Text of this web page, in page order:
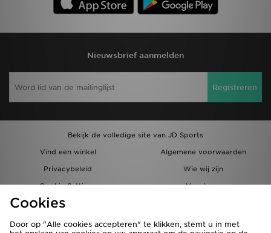
Nieuwsbrief aanmelden
Registreren
Bekijk de volledige site van JD Sports
Vind een winkel
Algemene voorwaarden
Privacybeleid
Wie wij zijn
Cookie Settings
Vacatures
Bestellingen en Levering
Cookies
Door op "Alle cookies accepteren" te klikken, stemt u in met